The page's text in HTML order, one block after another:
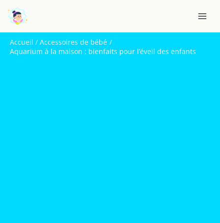
contenu
Accueil
Accessoires de bébé
Aquarium à la maison : bienfaits pour l’éveil des enfants
e
c
h